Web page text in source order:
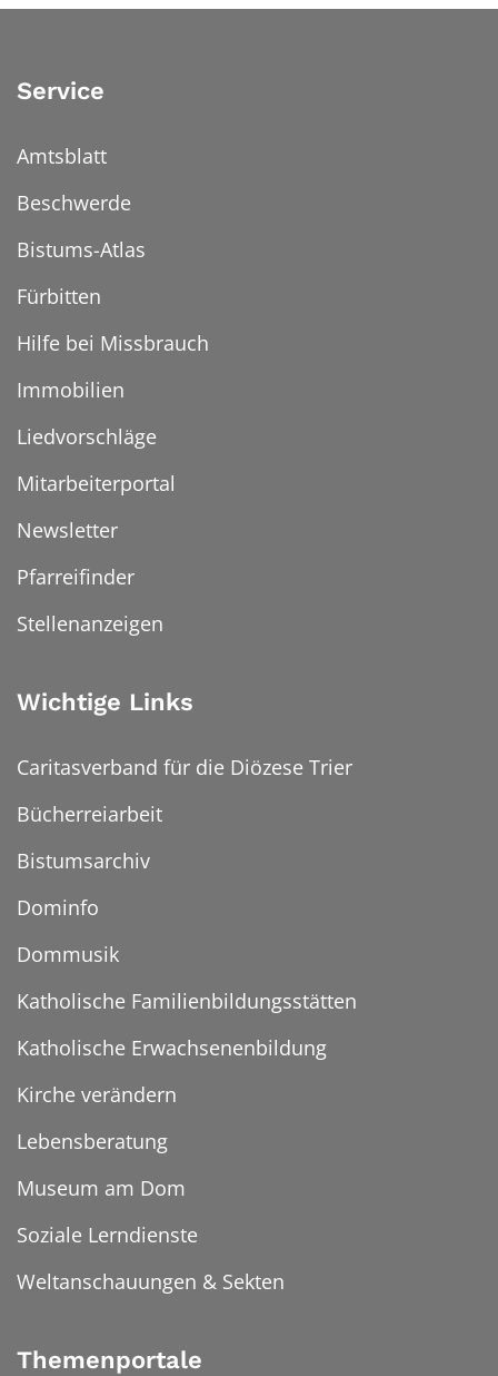
Service
Amtsblatt
Beschwerde
Bistums-Atlas
Fürbitten
Hilfe bei Missbrauch
Immobilien
Liedvorschläge
Mitarbeiterportal
Newsletter
Pfarreifinder
Stellenanzeigen
Wichtige Links
Caritasverband für die Diözese Trier
Bücherreiarbeit
Bistumsarchiv
Dominfo
Dommusik
Katholische Familienbildungsstätten
Katholische Erwachsenenbildung
Kirche verändern
Lebensberatung
Museum am Dom
Soziale Lerndienste
Weltanschauungen & Sekten
Themenportale